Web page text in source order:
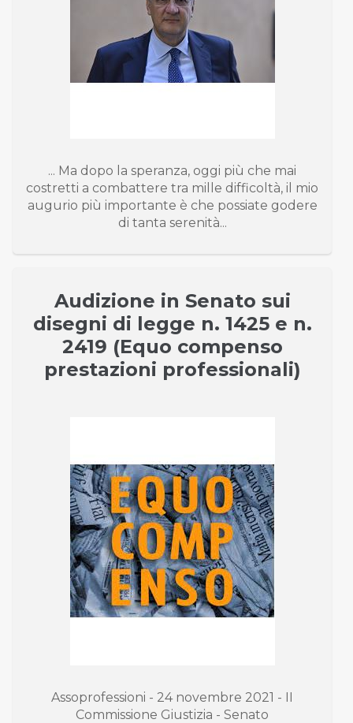
... Ma dopo la speranza, oggi più che mai
costretti a combattere tra mille difficoltà, il mio
augurio più importante è che possiate godere
di tanta serenità...
Audizione in Senato sui
disegni di legge n. 1425 e n.
2419 (Equo compenso
prestazioni professionali)
Assoprofessioni - 24 novembre 2021 - II
Commissione Giustizia - Senato